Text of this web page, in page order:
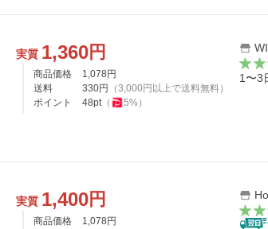
実質 1,360円
商品価格 1,078 円
送料
330円 （3,000 円以上で送料無料）
ポイント
48pt（ 5%）
1〜3
実質 1,400円
商品価格 1,078 円